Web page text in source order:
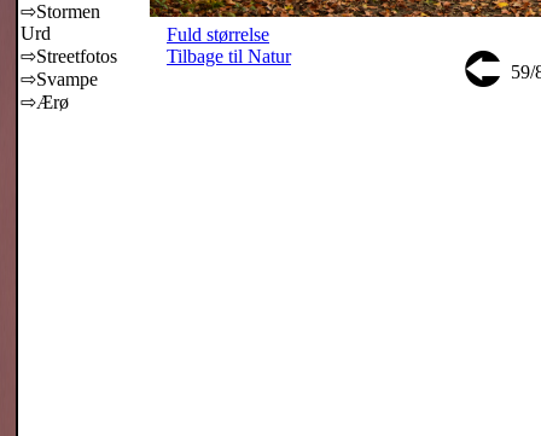
⇨Stormen
Urd
⇨Streetfotos
⇨Svampe
⇨Ærø
Fuld størrelse
Tilbage til Natur
⮈ 59/